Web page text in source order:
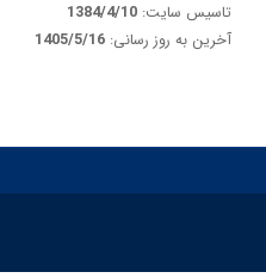
تاسیس سایت: 1384/4/10
آخرین به روز رسانی: 1405/5/16